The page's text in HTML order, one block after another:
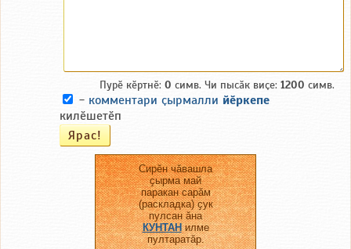
Пурӗ кӗртнӗ: 0 симв. Чи пысӑк виҫе: 1200 симв.
- комментари ҫырмалли йӗркепе
килӗшетӗп
Сирӗн чӑвашла
ҫырма май
паракан сарӑм
(раскладка) ҫук
пулсан ӑна
КУНТАНилме
пултаратӑр.